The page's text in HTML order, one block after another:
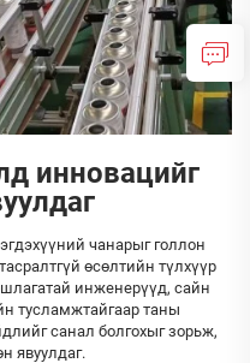
инновацийг
чанарыг голлон
өсөлтийн түлхүүр
инженерүүд, сайн
тусламжтайгаар таны
санал болгохыг зорьж,
явуулдаг.